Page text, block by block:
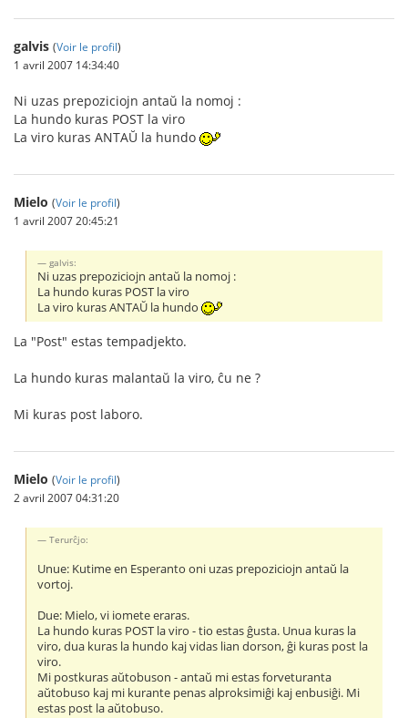
galvis (Voir le profil)
1 avril 2007 14:34:40
Ni uzas prepoziciojn antaŭ la nomoj :
La hundo kuras POST la viro
La viro kuras ANTAŬ la hundo
Mielo (Voir le profil)
1 avril 2007 20:45:21
galvis:
Ni uzas prepoziciojn antaŭ la nomoj :
La hundo kuras POST la viro
La viro kuras ANTAŬ la hundo
La "Post" estas tempadjekto.
La hundo kuras malantaŭ la viro, ĉu ne ?
Mi kuras post laboro.
Mielo (Voir le profil)
2 avril 2007 04:31:20
Terurĉjo:
Unue: Kutime en Esperanto oni uzas prepoziciojn antaŭ la
vortoj.
Due: Mielo, vi iomete eraras.
La hundo kuras POST la viro - tio estas ĝusta. Unua kuras la
viro, dua kuras la hundo kaj vidas lian dorson, ĝi kuras post la
viro.
Mi postkuras aŭtobuson - antaŭ mi estas forveturanta
aŭtobuso kaj mi kurante penas alproksimiĝi kaj enbusiĝi. Mi
estas post la aŭtobuso.